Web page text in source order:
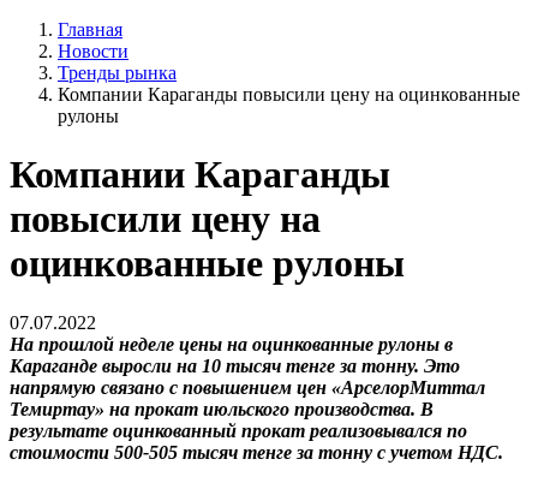
Главная
Новости
Тренды рынка
Компании Караганды повысили цену на оцинкованные
рулоны
Компании Караганды
повысили цену на
оцинкованные рулоны
07.07.2022
На прошлой неделе цены на оцинкованные рулоны в
Караганде выросли на 10 тысяч тенге за тонну. Это
напрямую связано с повышением цен «АрселорМиттал
Темиртау» на прокат июльского производства. В
результате оцинкованный прокат реализовывался по
стоимости 500-505 тысяч тенге за тонну с учетом НДС.